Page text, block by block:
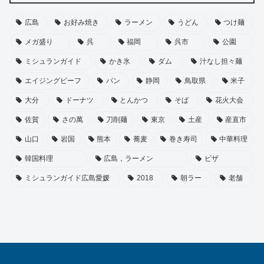
広島 お好み焼き ラーメン うどん つけ麺
メガ盛り 呉 福岡 呉市 公園
ミシュランガイド かき氷 ダム 汁なし担々麺
エイジングビーフ パン 静岡 鳥取県 米子
大分 ドーナツ とんかつ そば 花火大会
佐賀 さの萬 刀削麺 東京 土産 産直市
山口 岩国 熊本 蕎麦 巻き寿司 中華料理
韓国料理 広島，ラーメン ピザ
ミシュランガイド広島愛媛 2018 朝ラー 老舗